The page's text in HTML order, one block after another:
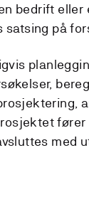
bedrift eller
på
med